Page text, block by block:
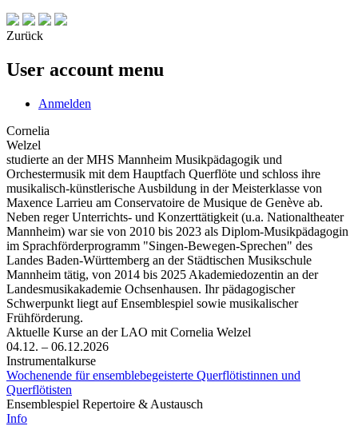
Zurück
User account menu
Anmelden
Cornelia
Welzel
studierte an der MHS Mannheim Musikpädagogik und
Orchestermusik mit dem Hauptfach Querflöte und schloss ihre
musikalisch-künstlerische Ausbildung in der Meisterklasse von
Maxence Larrieu am Conservatoire de Musique de Genève ab.
Neben reger Unterrichts- und Konzerttätigkeit (u.a. Nationaltheater
Mannheim) war sie von 2010 bis 2023 als Diplom-Musikpädagogin
im Sprachförderprogramm "Singen-Bewegen-Sprechen" des
Landes Baden-Württemberg an der Städtischen Musikschule
Mannheim tätig, von 2014 bis 2025 Akademiedozentin an der
Landesmusikakademie Ochsenhausen. Ihr pädagogischer
Schwerpunkt liegt auf Ensemblespiel sowie musikalischer
Frühförderung.
Aktuelle Kurse an der LAO mit Cornelia Welzel
04.12. – 06.12.2026
Instrumentalkurse
Wochenende für ensemblebegeisterte Querflötistinnen und
Querflötisten
Ensemblespiel Repertoire & Austausch
Info